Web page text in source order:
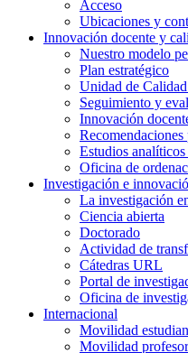
Acceso
Ubicaciones y
Innovación docente y
Nuestro modelo
Plan estratégico
Unidad de
Seguimiento y
Innovación
Estudios
Oficina de
Investigación e
La investigación
Ciencia abierta
Doctorado
Actividad de
Cátedras URL
Portal de
Oficina de
Internacional
Movilidad
Movilidad